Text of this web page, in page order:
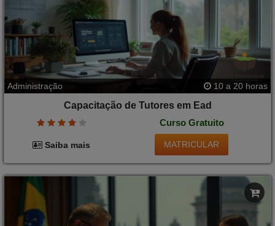
Administração 10 a 20 horas
Capacitação de Tutores em Ead
Curso Gratuito
Saiba mais MATRICULAR